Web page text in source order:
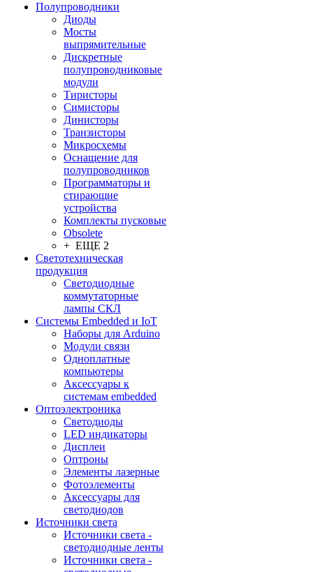
Полупроводники
Диоды
Мосты
выпрямительные
Дискретные
полупроводниковые
модули
Тиристоры
Симисторы
Динисторы
Транзисторы
Микросхемы
Оснащение для
полупроводников
Программаторы и
стирающие
устройства
Комплекты пусковые
Obsolete
+ ЕЩЕ 2
Светотехническая
продукция
Светодиодные
коммутаторные
лампы СКЛ
Системы Embedded и IoT
Наборы для Arduino
Модули связи
Одноплатные
компьютеры
Аксессуары к
системам embedded
Oптоэлектроника
Светодиоды
LED индикаторы
Дисплеи
Оптроны
Элементы лазерные
Фотоэлементы
Аксессуары для
светодиодов
Источники света
Источники света -
светодиодные ленты
Источники света -